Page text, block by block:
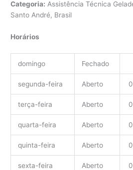
Categoria: Assistência Técnica
Santo André, Brasil
Horários
domingo Fechado
segunda-feira Aberto
terça-feira Aberto
quarta-feira Aberto
quinta-feira Aberto
sexta-feira Aberto